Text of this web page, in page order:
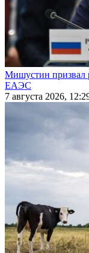
Мишустин призвал
ЕАЭС
7 августа 2026,